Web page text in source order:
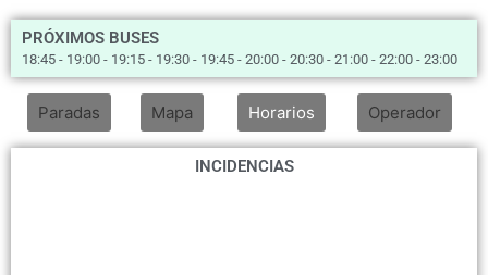
PRÓXIMOS BUSES
18:45 - 19:00 - 19:15 - 19:30 - 19:45 - 20:00 - 20:30 - 21:00 - 22:00 - 23:00
Paradas Mapa Horarios Operador
INCIDENCIAS